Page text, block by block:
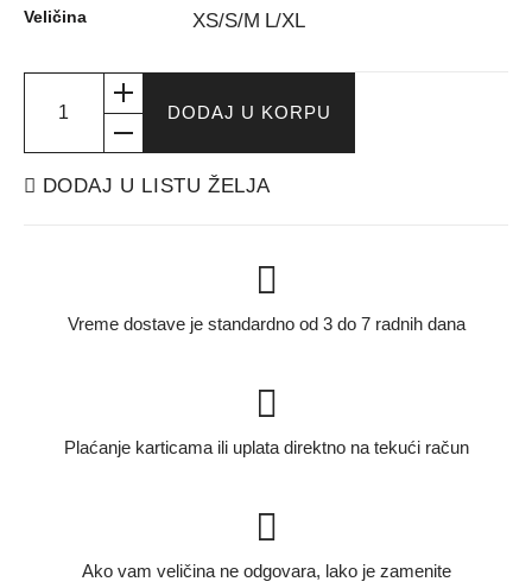
Veličina XS/S/M L/XL
DODAJ U KORPU
DODAJ U LISTU ŽELJA
Vreme dostave je standardno od 3 do 7 radnih dana
Plaćanje karticama ili uplata direktno na tekući račun
Ako vam veličina ne odgovara, lako je zamenite